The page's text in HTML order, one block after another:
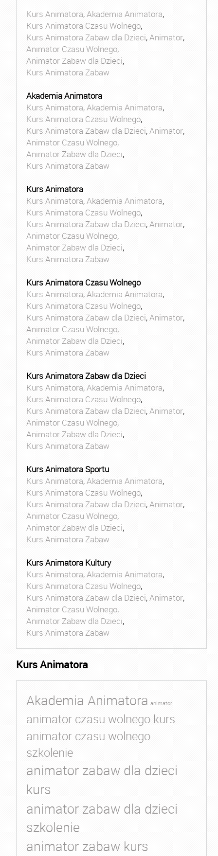
Kurs Animatora,Akademia Animatora,
Kurs Animatora Czasu Wolnego,
Kurs Animatora Zabaw dla Dzieci,Animator,
Animator Czasu Wolnego,
Animator Zabaw dla Dzieci,
Kurs Animatora Zabaw
Akademia Animatora
Kurs Animatora,Akademia Animatora,
Kurs Animatora Czasu Wolnego,
Kurs Animatora Zabaw dla Dzieci,Animator,
Animator Czasu Wolnego,
Animator Zabaw dla Dzieci,
Kurs Animatora Zabaw
Kurs Animatora
Kurs Animatora,Akademia Animatora,
Kurs Animatora Czasu Wolnego,
Kurs Animatora Zabaw dla Dzieci,Animator,
Animator Czasu Wolnego,
Animator Zabaw dla Dzieci,
Kurs Animatora Zabaw
Kurs Animatora Czasu Wolnego
Kurs Animatora,Akademia Animatora,
Kurs Animatora Czasu Wolnego,
Kurs Animatora Zabaw dla Dzieci,Animator,
Animator Czasu Wolnego,
Animator Zabaw dla Dzieci,
Kurs Animatora Zabaw
Kurs Animatora Zabaw dla Dzieci
Kurs Animatora,Akademia Animatora,
Kurs Animatora Czasu Wolnego,
Kurs Animatora Zabaw dla Dzieci,Animator,
Animator Czasu Wolnego,
Animator Zabaw dla Dzieci,
Kurs Animatora Zabaw
Kurs Animatora Sportu
Kurs Animatora,Akademia Animatora,
Kurs Animatora Czasu Wolnego,
Kurs Animatora Zabaw dla Dzieci,Animator,
Animator Czasu Wolnego,
Animator Zabaw dla Dzieci,
Kurs Animatora Zabaw
Kurs Animatora Kultury
Kurs Animatora,Akademia Animatora,
Kurs Animatora Czasu Wolnego,
Kurs Animatora Zabaw dla Dzieci,Animator,
Animator Czasu Wolnego,
Animator Zabaw dla Dzieci,
Kurs Animatora Zabaw
Kurs Animatora
Akademia Animatora animator
animator czasu wolnego kurs
animator czasu wolnego
szkolenie
animator zabaw dla dzieci
kurs
animator zabaw dla dzieci
szkolenie
animator zabaw kurs